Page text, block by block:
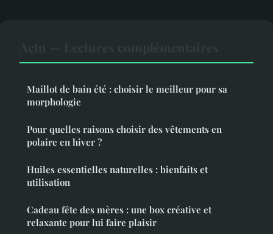
Maillot de bain été : choisir le meilleur pour sa
morphologie
Pour quelles raisons choisir des vêtements en
polaire en hiver ?
Huiles essentielles naturelles : bienfaits et
utilisation
Cadeau fête des mères : une box créative et
relaxante pour lui faire plaisir